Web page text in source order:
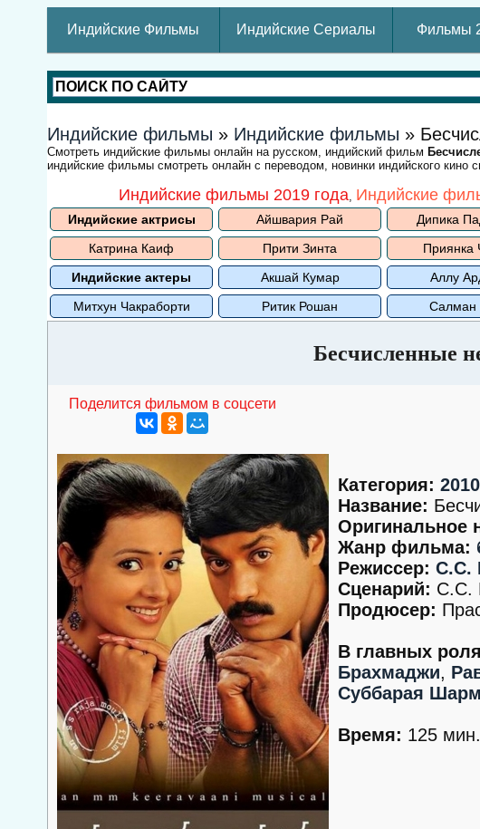
Индийские Фильмы Индийские Сериалы Фильмы
Индийские фильмы » Индийские фильмы »
Смотреть индийские фильмы онлайн на русском, индийский фильм
индийские фильмы смотреть онлайн с переводом, новинки индийского кино
Индийские фильмы 2019 года, Индийские
Индийские актрисы Айшвария Рай Дипика
Катрина Каиф
Прити Зинта Приянка
Индийские актеры
Акшай Кумар Аллу
Митхун Чакраборти
Ритик Рошан Салман
Бесчисленные
Поделится фильмом в соцсети
Категория: 2010
Название:
Оригинальное
Жанр фильма:
Режиссер: С.С.
Сценарий: С.С.
Продюсер:
В главных
Брахмаджи,
Суббарая
Время: 125